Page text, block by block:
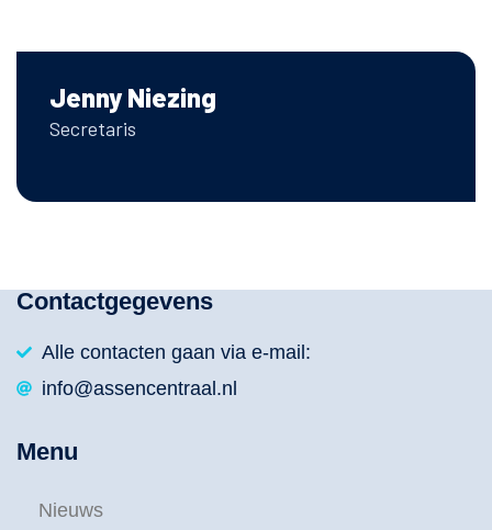
Jenny Niezing
Secretaris
Contactgegevens
Alle contacten gaan via e-mail:
info@assencentraal.nl
Menu
Nieuws